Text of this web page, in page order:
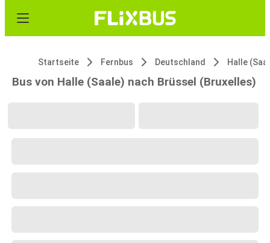
Startseite Fernbus Deutschland Halle
Bus von Halle (Saale) nach Brüssel (Bruxelles)